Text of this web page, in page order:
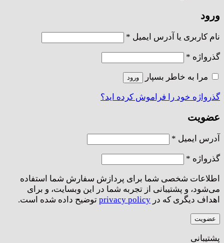
ورود
نام کاربری یا آدرس ایمیل *
گذرواژه *
مرا به خاطر بسپار ورود
گذرواژه خود را فراموش کرده اید؟
عضویت
آدرس ایمیل *
گذرواژه *
اطلاعات شخصی شما برای پردازش سفارش شما استفاده
می‌شود، و پشتیبانی از تجربه شما در این وبسایت، و برای
اهداف دیگری که در privacy policy توضیح داده شده است.
عضویت
پشتیبانی